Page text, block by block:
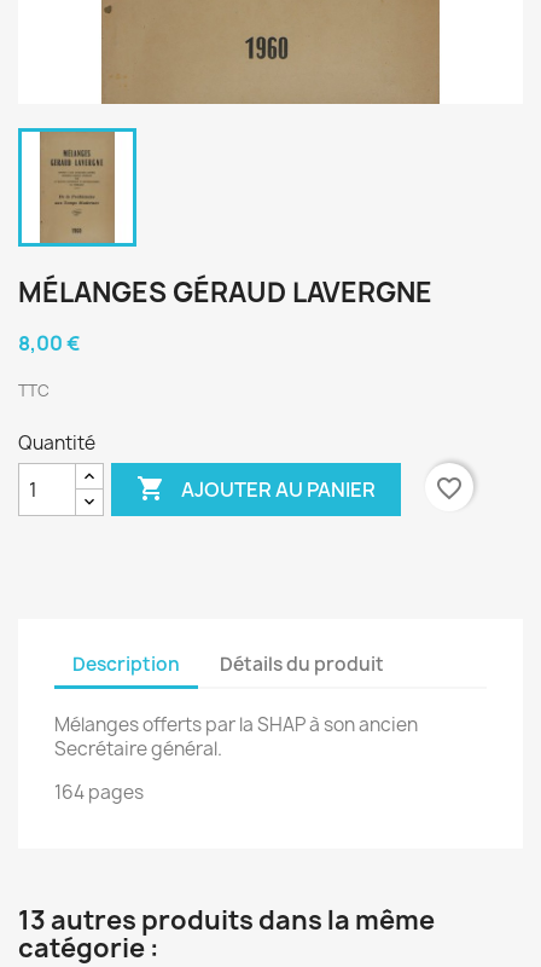
MÉLANGES GÉRAUD LAVERGNE
8,00 €
TTC
Quantité
 AJOUTER AU PANIER favorite_border
Description Détails du produit
Mélanges offerts par la SHAP à son ancien
Secrétaire général.
164 pages
13 autres produits dans la même
catégorie :